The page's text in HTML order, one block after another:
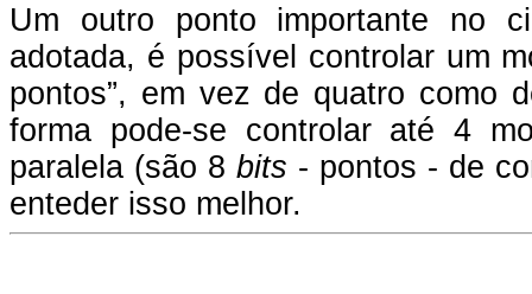
Um outro ponto importante no
adotada, é possível controlar um
pontos”, em vez de quatro como
forma pode-se controlar até 4
paralela (são 8 bits - pontos - de
enteder isso melhor.